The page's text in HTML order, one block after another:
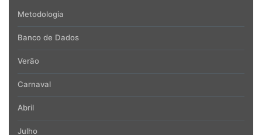
Metodologia
Banco de Dados
Verão
Carnaval
Abril
Julho